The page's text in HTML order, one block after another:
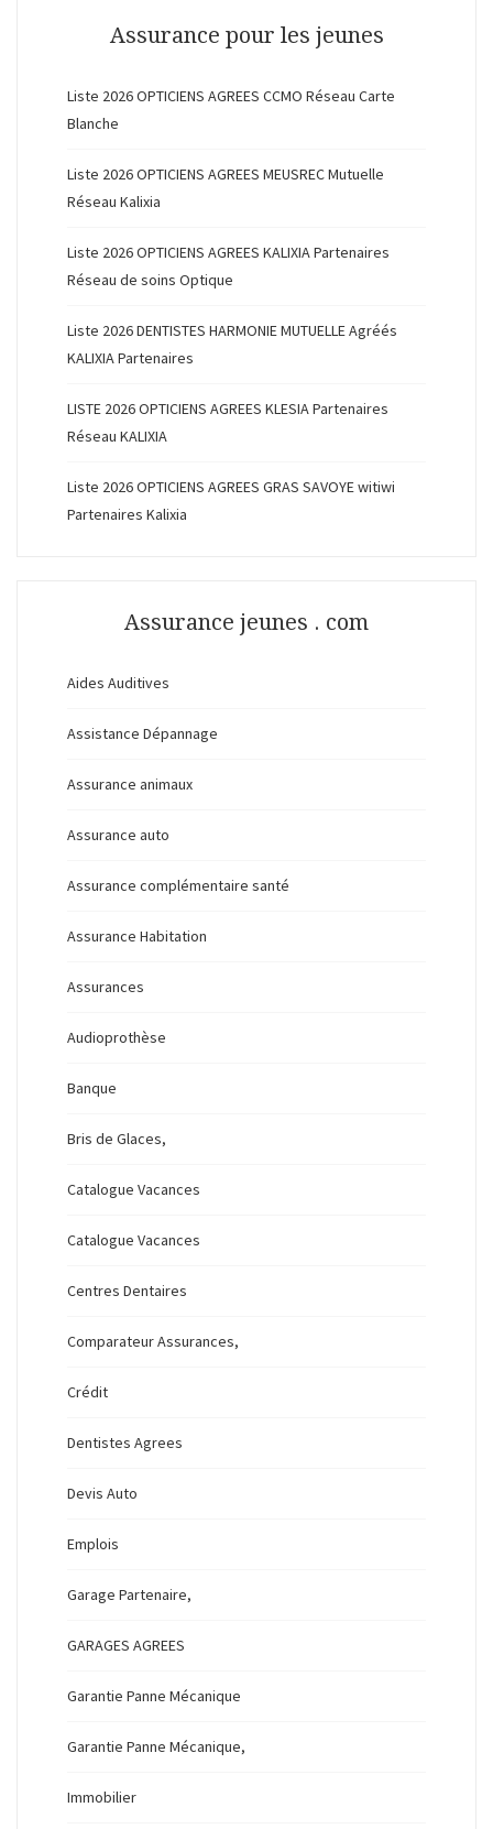
Assurance pour les jeunes
Liste 2026 OPTICIENS AGREES CCMO Réseau Carte
Blanche
Liste 2026 OPTICIENS AGREES MEUSREC Mutuelle
Réseau Kalixia
Liste 2026 OPTICIENS AGREES KALIXIA Partenaires
Réseau de soins Optique
Liste 2026 DENTISTES HARMONIE MUTUELLE Agréés
KALIXIA Partenaires
LISTE 2026 OPTICIENS AGREES KLESIA Partenaires
Réseau KALIXIA
Liste 2026 OPTICIENS AGREES GRAS SAVOYE witiwi
Partenaires Kalixia
Assurance jeunes . com
Aides Auditives
Assistance Dépannage
Assurance animaux
Assurance auto
Assurance complémentaire santé
Assurance Habitation
Assurances
Audioprothèse
Banque
Bris de Glaces,
Catalogue Vacances
Catalogue Vacances
Centres Dentaires
Comparateur Assurances,
Crédit
Dentistes Agrees
Devis Auto
Emplois
Garage Partenaire,
GARAGES AGREES
Garantie Panne Mécanique
Garantie Panne Mécanique,
Immobilier